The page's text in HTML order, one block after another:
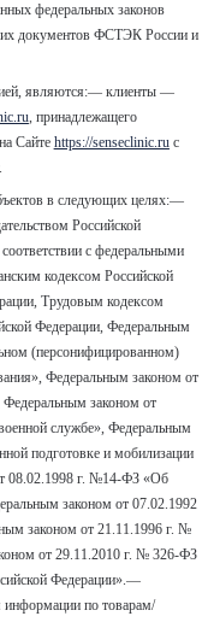
федеральных законов
документов ФСТЭК России и
являются:— клиенты —
, принадлежащего
Сайте https://senseclinic.ruс
в следующих целях:—
Российской
с федеральными
кодексом Российской
Трудовым кодексом
Федерации, Федеральным
(персонифицированном)
Федеральным законом от
законом от
службе», Федеральным
подготовке и мобилизации
08.02.1998 г. №14-ФЗ «Об
законом от 07.02.1992
законом от 21.11.1996 г. №
от 29.11.2010 г. № 326-ФЗ
Федерации».—
информации по товарам/